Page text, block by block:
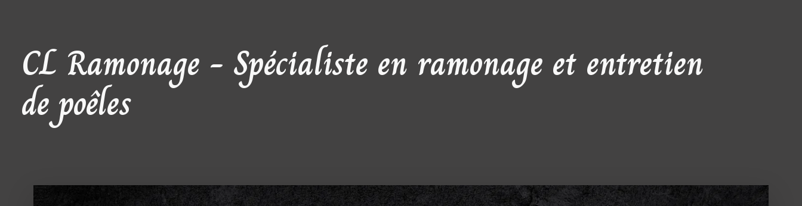
CL Ramonage - Spécialiste en ramonage et entretien
de poêles